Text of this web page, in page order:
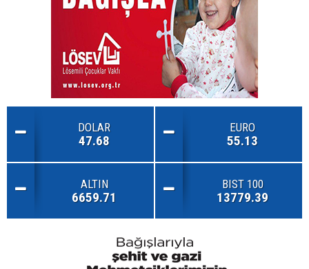
DOLAR
47.68
EURO
55.13
ALTIN
6659.71
BIST 100
13779.39